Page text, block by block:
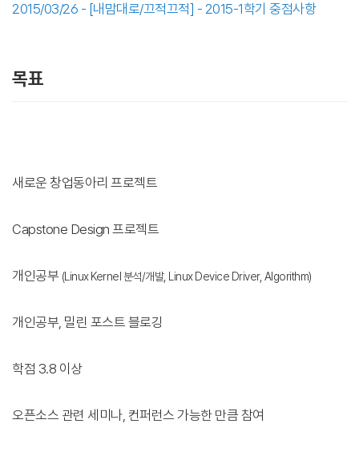
2015/03/26 - [내맘대로/끄적끄적] - 2015-1학기 중점사항
목표
새로운 창업동아리 프로젝트
Capstone Design 프로젝트
개인공부 (Linux Kernel 분석/개발, Linux Device Driver, Algorithm)
개인공부, 밀린 포스트 블로깅
학점 3.8 이상
오픈소스 관련 세미나, 컨퍼런스 가능한 만큼 참여